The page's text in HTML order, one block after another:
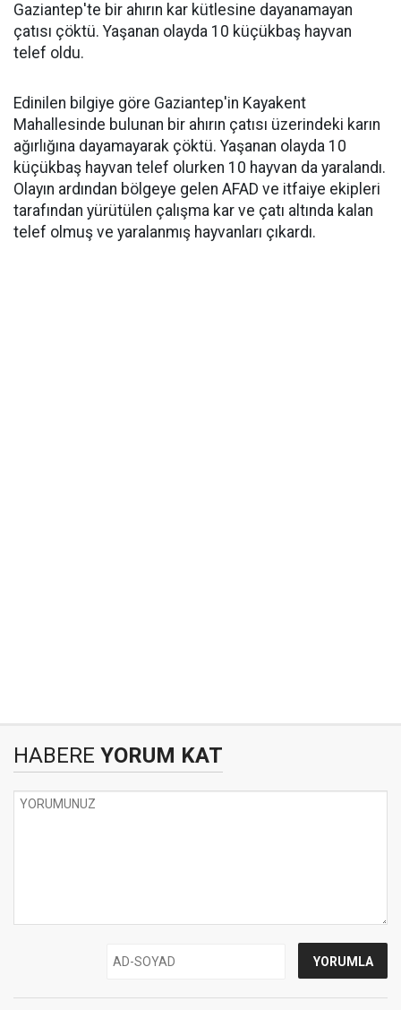
Gaziantep'te bir ahırın kar kütlesine dayanamayan
çatısı çöktü. Yaşanan olayda 10 küçükbaş hayvan
telef oldu.
Edinilen bilgiye göre Gaziantep'in Kayakent
Mahallesinde bulunan bir ahırın çatısı üzerindeki karın
ağırlığına dayamayarak çöktü. Yaşanan olayda 10
küçükbaş hayvan telef olurken 10 hayvan da yaralandı.
Olayın ardından bölgeye gelen AFAD ve itfaiye ekipleri
tarafından yürütülen çalışma kar ve çatı altında kalan
telef olmuş ve yaralanmış hayvanları çıkardı.
HABERE YORUM KAT